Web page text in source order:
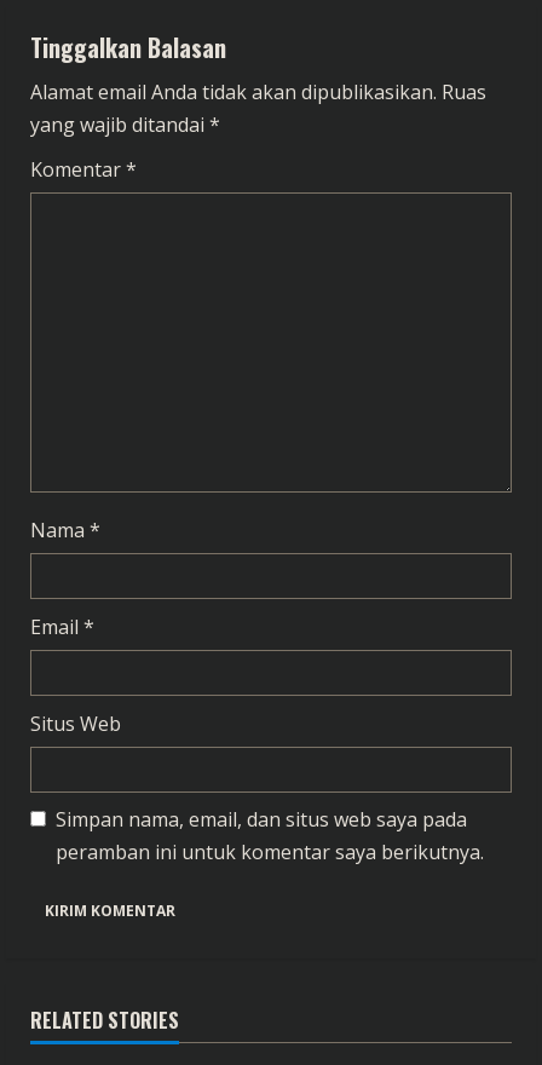
u
e
R
e
Tinggalkan Balasan
Alamat email Anda tidak akan dipublikasikan. Ruas
yang wajib ditandai *
Komentar*
Nama *
Email *
Situs Web
Simpan nama, email, dan situs web saya pada
peramban ini untuk komentar saya berikutnya.
RELATED STORIES